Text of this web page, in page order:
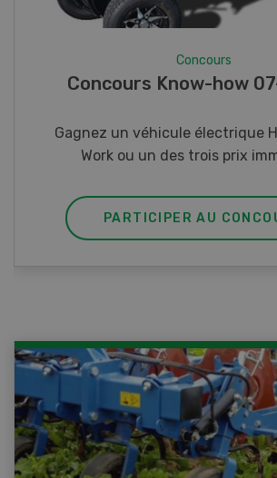
Photo mystère 07-08/26
Gagnez l’un des cinq couteaux de
PARTICIPER AU